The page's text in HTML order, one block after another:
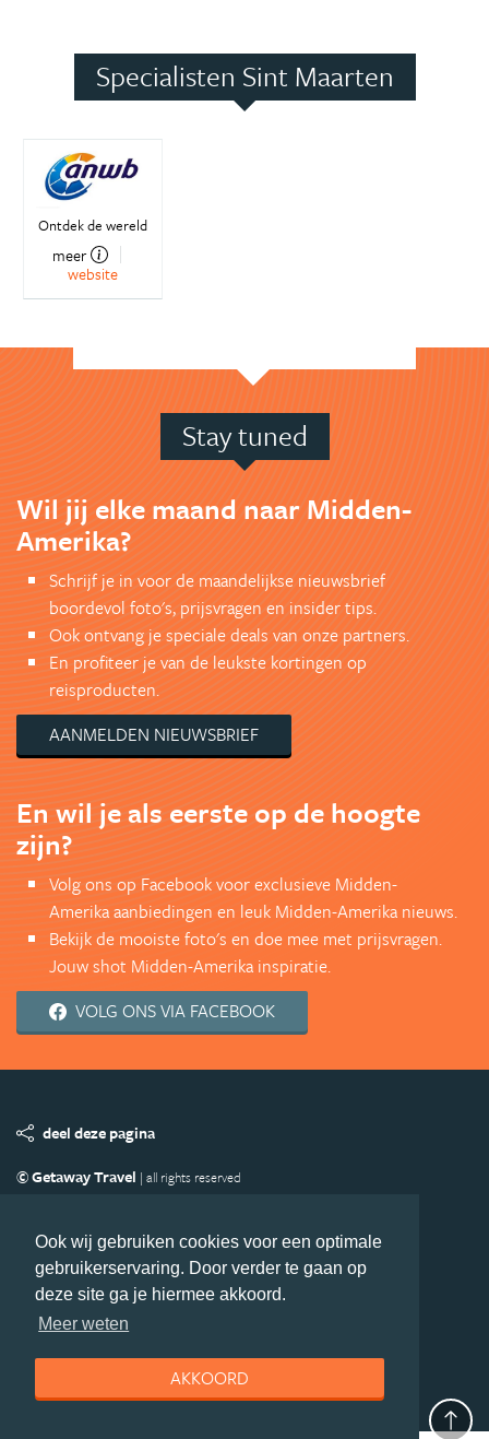
Ook wij gebruiken cookies voor een optimale
gebruikerservaring. Door verder te gaan op
deze site ga je hiermee akkoord.
Meer weten
AKKOORD
Specialisten Sint Maarten
Ontdek de wereld
meer
website
Stay tuned
Wil jij elke maand naar Midden-
Amerika?
Schrijf je in voor de maandelijkse nieuwsbrief
boordevol foto's, prijsvragen en insider tips.
Ook ontvang je speciale deals van onze partners.
En profiteer je van de leukste kortingen op
reisproducten.
AANMELDEN NIEUWSBRIEF
En wil je als eerste op de hoogte
zijn?
Volg ons op Facebook voor exclusieve Midden-
Amerika aanbiedingen en leuk Midden-Amerika nieuws.
Bekijk de mooiste foto's en doe mee met prijsvragen.
Jouw shot Midden-Amerika inspiratie.
VOLG ONS VIA FACEBOOK
deel deze pagina
© Getaway Travel | all rights reserved
Copyright
Privacy statement Disclaimer
Cookies
Volg MiddenAmerika.nl
Nieuwsbrief
Facebook